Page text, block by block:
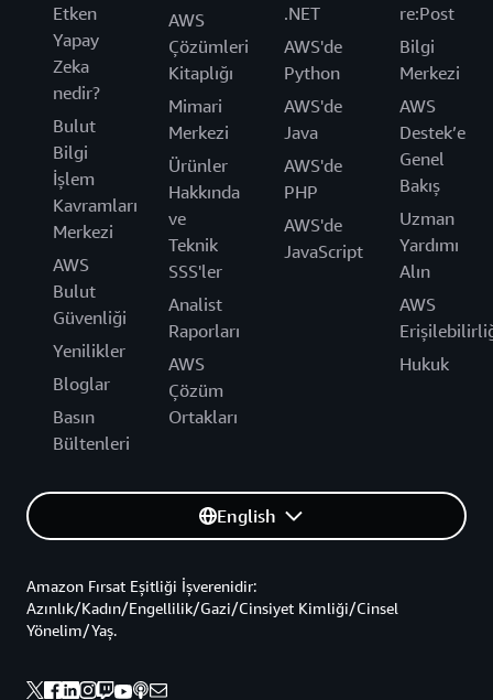
Etken
Yapay
Zeka
nedir?
Bulut
Bilgi
İşlem
Kavramları
Merkezi
AWS
Bulut
Güvenliği
Yenilikler
Bloglar
Basın
Bültenleri
AWS
Çözümleri
Kitaplığı
Mimari
Merkezi
Ürünler
Hakkında
ve
Teknik
SSS'ler
Analist
Raporları
AWS
Çözüm
Ortakları
.NET
AWS'de
Python
AWS'de
Java
AWS'de
PHP
AWS'de
JavaScript
re:Post
Bilgi
Merkezi
AWS
Destek’e
Genel
Bakış
Uzman
Yardımı
Alın
AWS
Hukuk
English
Amazon Fırsat Eşitliği İşverenidir:
Azınlık/Kadın/Engellilik/Gazi/Cinsiyet Kimliği/Cinsel
Yönelim/Yaş.